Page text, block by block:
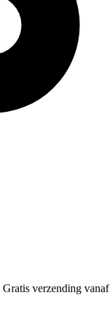
Gratis verzending vanaf